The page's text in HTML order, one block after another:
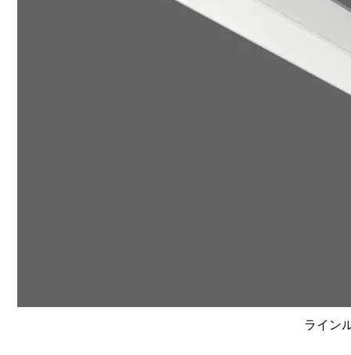
ライン